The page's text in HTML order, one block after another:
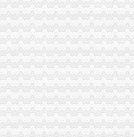
要新闻媒体联合采访
效明显
旦春节食品安全监管
规范行政行为
工作
落实全市重庆注销分公司组织人事工作
注销分公司监管
贯彻组织人事工作会议精
监管对策初
年元旦春节期间市场监管工作
局外资处和经检总队赠送锦旗表示感谢